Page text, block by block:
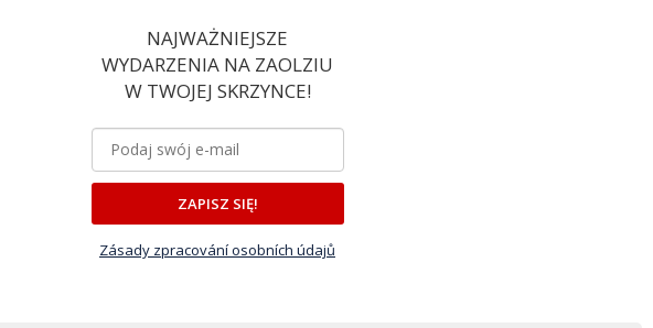
NAJWAŻNIEJSZE
WYDARZENIA NA ZAOLZIU
W TWOJEJ SKRZYNCE!
ZAPISZ SIĘ!
Zásady zpracování osobních údajů